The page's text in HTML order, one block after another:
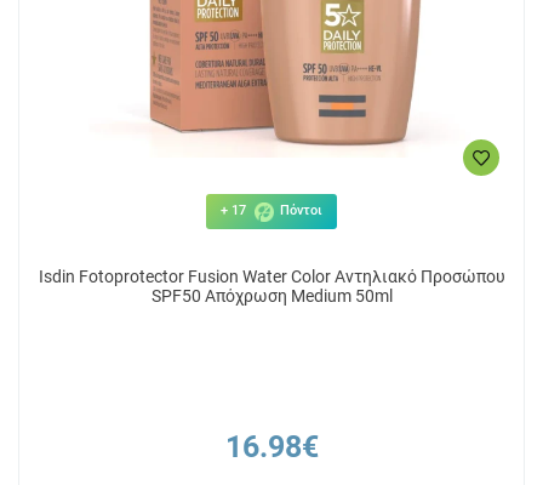
+ 17 Πόντοι
Isdin Fotoprotector Fusion Water Color Αντηλιακό Προσώπου
SPF50 Απόχρωση Medium 50ml
16.98€